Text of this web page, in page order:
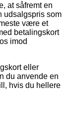
at såfremt en
udsalgspris som
være et
betalingskort
imod
eller
du anvende en
hvis du hellere